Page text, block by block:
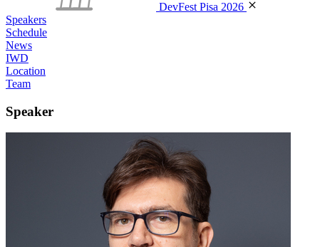
DevFest Pisa 2026
Speakers
Schedule
News
IWD
Location
Team
Speaker